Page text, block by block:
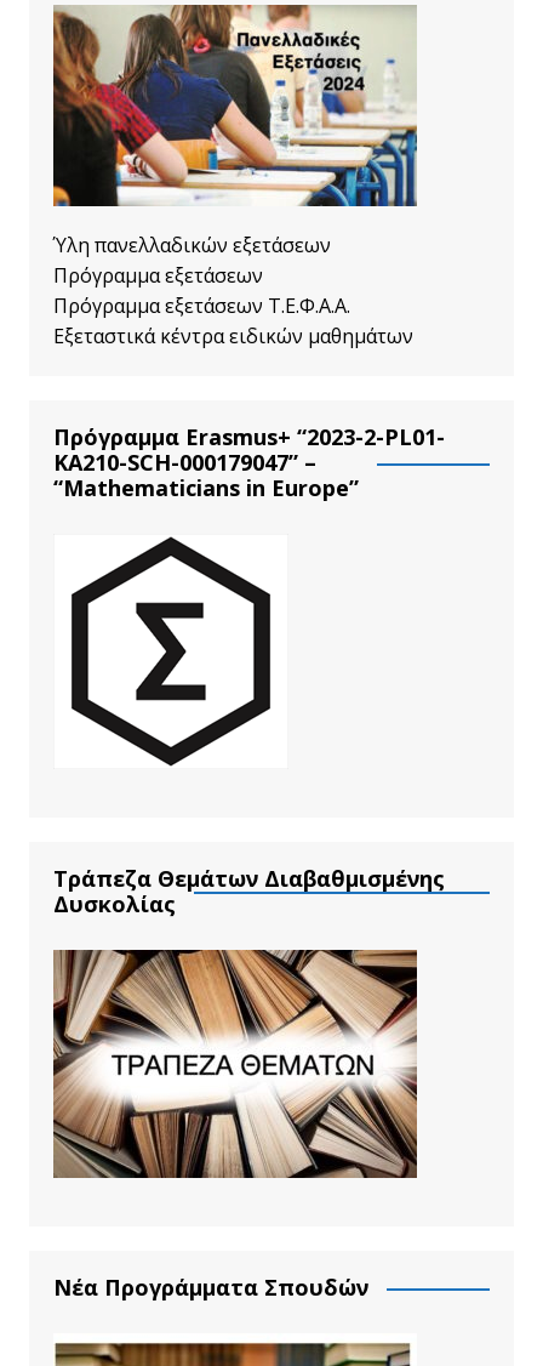
Ύλη πανελλαδικών εξετάσεων
Πρόγραμμα εξετάσεων
Πρόγραμμα εξετάσεων Τ.Ε.Φ.Α.Α.
Εξεταστικά κέντρα ειδικών μαθημάτων
Πρόγραμμα Erasmus+ “2023-2-PL01-
KA210-SCH-000179047” –
“Mathematicians in Europe”
Τράπεζα Θεμάτων Διαβαθμισμένης
Δυσκολίας
Νέα Προγράμματα Σπουδών